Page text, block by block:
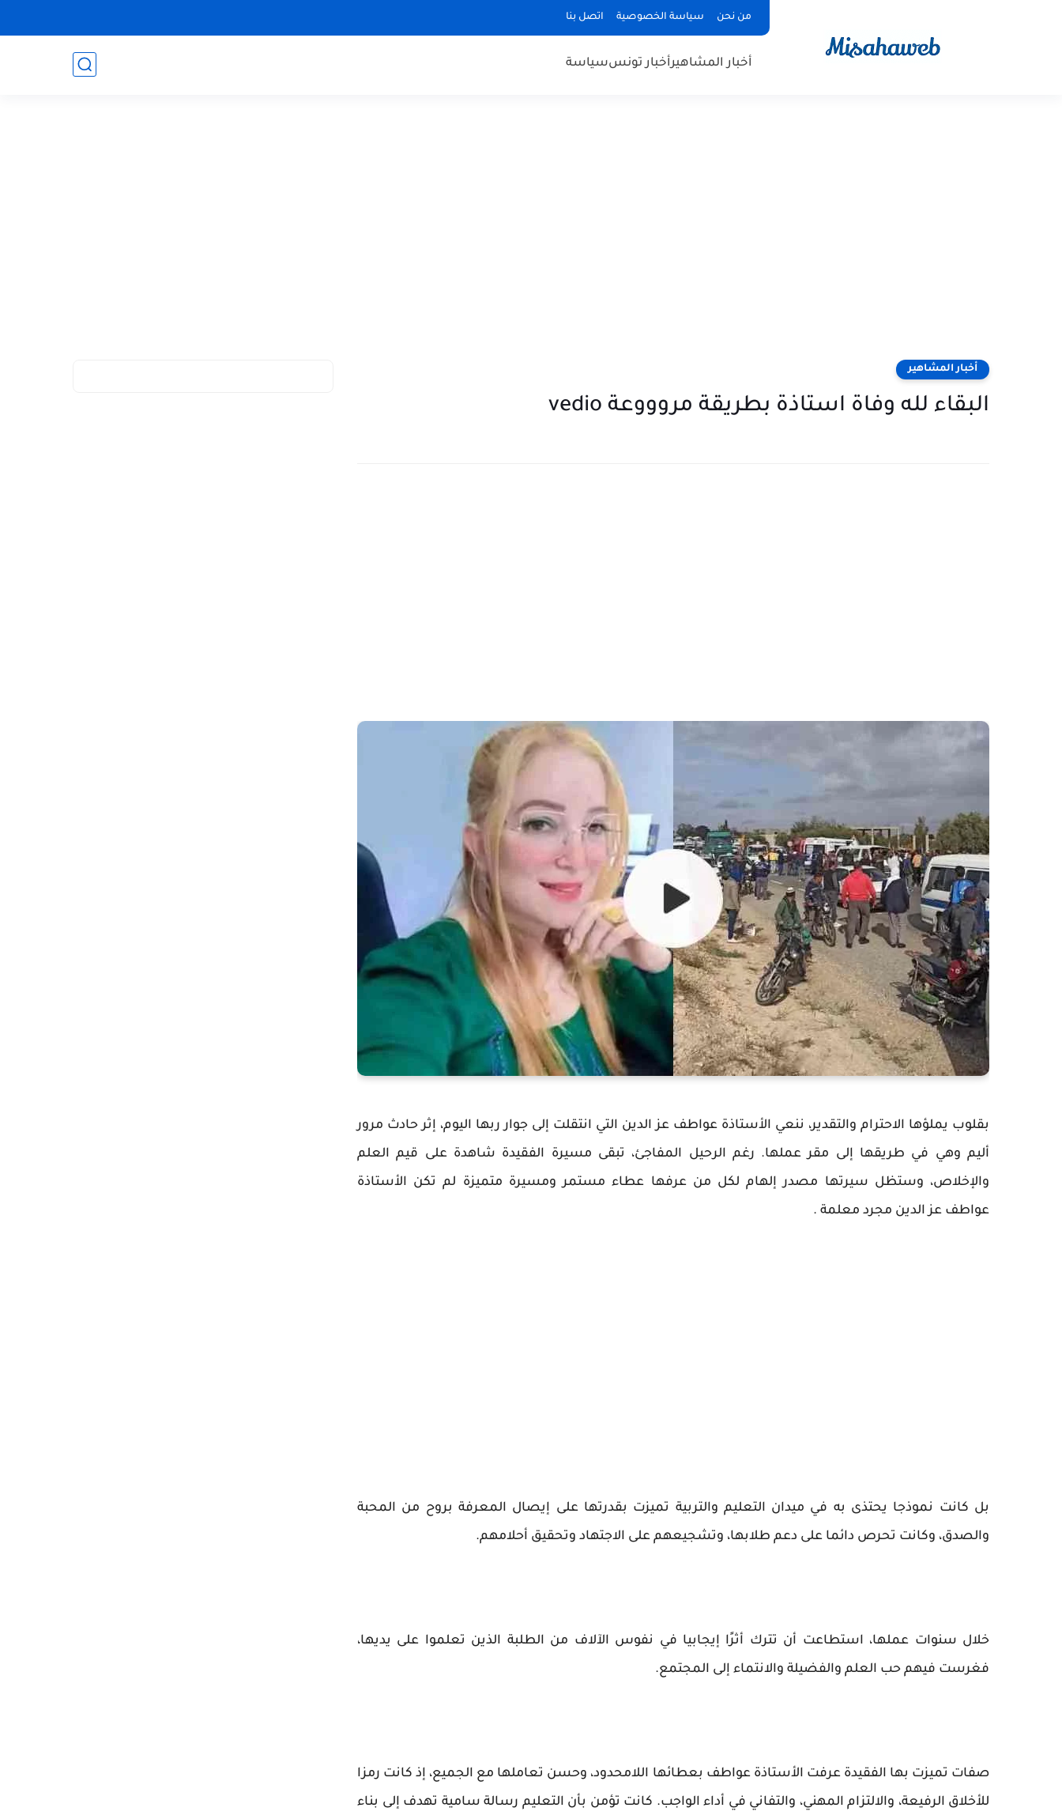
من نحن سياسة الخصوصية اتصل بنا
أخبار المشاهيرأخبار تونسسياسة
أخبار المشاهير
البقاء لله وفاة استاذة بطريقة مروووعة vedio
بقلوب يملؤها الاحترام والتقدير، ننعي الأستاذة عواطف عز الدين التي انتقلت إلى جوار ربها اليوم، إثر حادث مرور
أليم وهي في طريقها إلى مقر عملها. رغم الرحيل المفاجئ، تبقى مسيرة الفقيدة شاهدة على قيم العلم
والإخلاص، وستظل سيرتها مصدر إلهام لكل من عرفها عطاء مستمر ومسيرة متميزة لم تكن الأستاذة
عواطف عز الدين مجرد معلمة .
بل كانت نموذجا يحتذى به في ميدان التعليم والتربية تميزت بقدرتها على إيصال المعرفة بروح من المحبة
والصدق، وكانت تحرص دائما على دعم طلابها، وتشجيعهم على الاجتهاد وتحقيق أحلامهم.
خلال سنوات عملها، استطاعت أن تترك أثرًا إيجابيا في نفوس الآلاف من الطلبة الذين تعلموا على يديها،
فغرست فيهم حب العلم والفضيلة والانتماء إلى المجتمع.
صفات تميزت بها الفقيدة عرفت الأستاذة عواطف بعطائها اللامحدود، وحسن تعاملها مع الجميع، إذ كانت رمزا
للأخلاق الرفيعة، والالتزام المهني، والتفاني في أداء الواجب. كانت تؤمن بأن التعليم رسالة سامية تهدف إلى بناء